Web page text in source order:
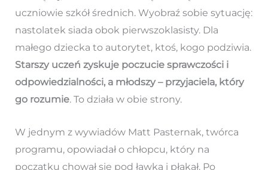
uczniowie szkół średnich. Wyobraź sobie sytuację:
nastolatek siada obok pierwszoklasisty. Dla
małego dziecka to autorytet, ktoś, kogo podziwia.
Starszy uczeń zyskuje poczucie sprawczości i
odpowiedzialności, a młodszy – przyjaciela, który
go rozumie. To działa w obie strony.
W jednym z wywiadów Matt Pasternak, twórca
programu, opowiadał o chłopcu, który na
początku chował się pod ławką i płakał. Po